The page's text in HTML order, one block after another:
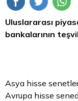
Uluslararası
bankalarının
Asya hisse
Avrupa hisse